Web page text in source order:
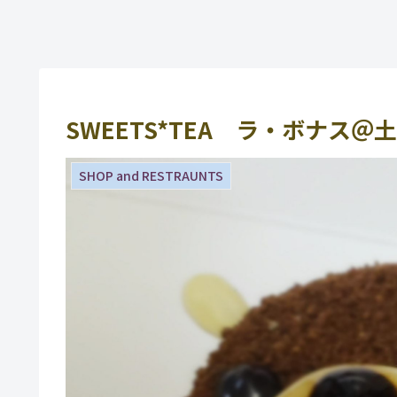
SWEETS*TEA ラ・ボナス＠
SHOP and RESTRAUNTS